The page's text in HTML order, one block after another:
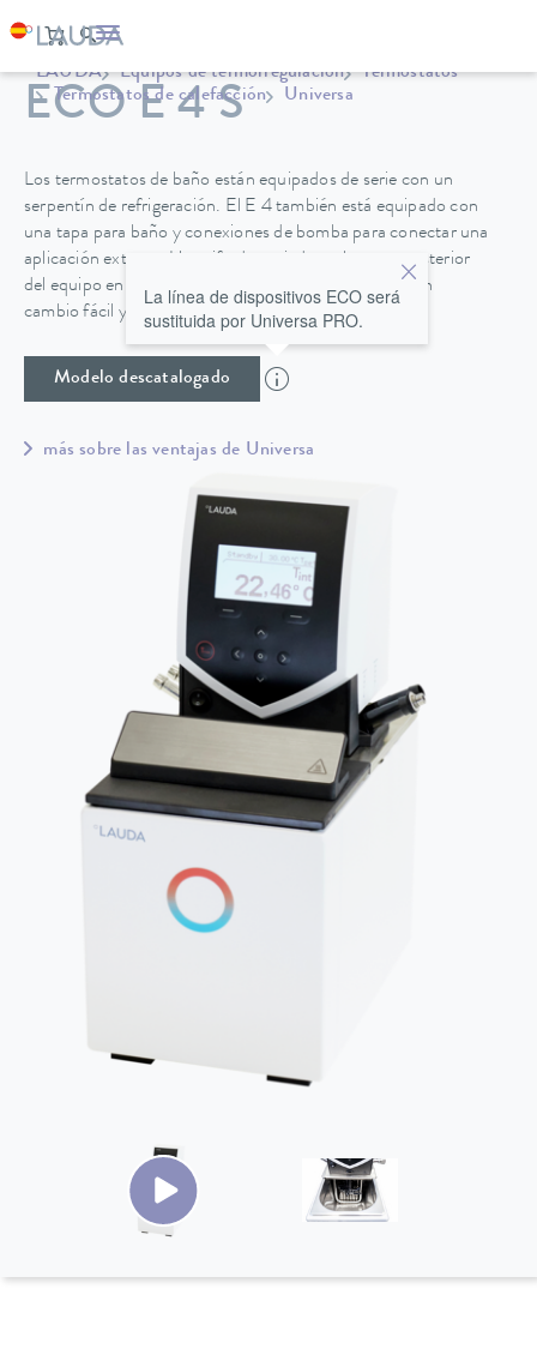
LAUDA Equipos de termorregulación
Termostatos
Termostatos de calefacción
Universa
ECO E 4 S
Los termostatos de baño están equipados de serie con un
serpentín de refrigeración. El E 4 también está equipado con
una tapa para baño y conexiones de bomba para conectar una
aplicación externa. Un grifo de vaciado en la parte posterior
del equipo en los baños de acero inoxidable permite un
cambio fácil y seguro del líquido caloportador.
Modelo descatalogado
La línea de dispositivos ECO será
sustituida por Universa PRO.
más sobre las ventajas de Universa